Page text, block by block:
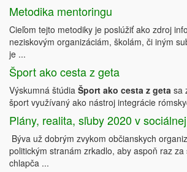
Metodika mentoringu
Cieľom tejto metodiky je poslúžiť ako zdroj
neziskovým organizáciám, školám, či iným
je ...
Šport ako cesta z geta
Výskumná štúdia Šport ako cesta z geta sa
šport využívaný ako nástroj integrácie
Plány, realita, sľuby 2020 v
Býva už dobrým zvykom občianskych
politickým stranám zrkadlo, aby aspoň raz za
chlapča ...